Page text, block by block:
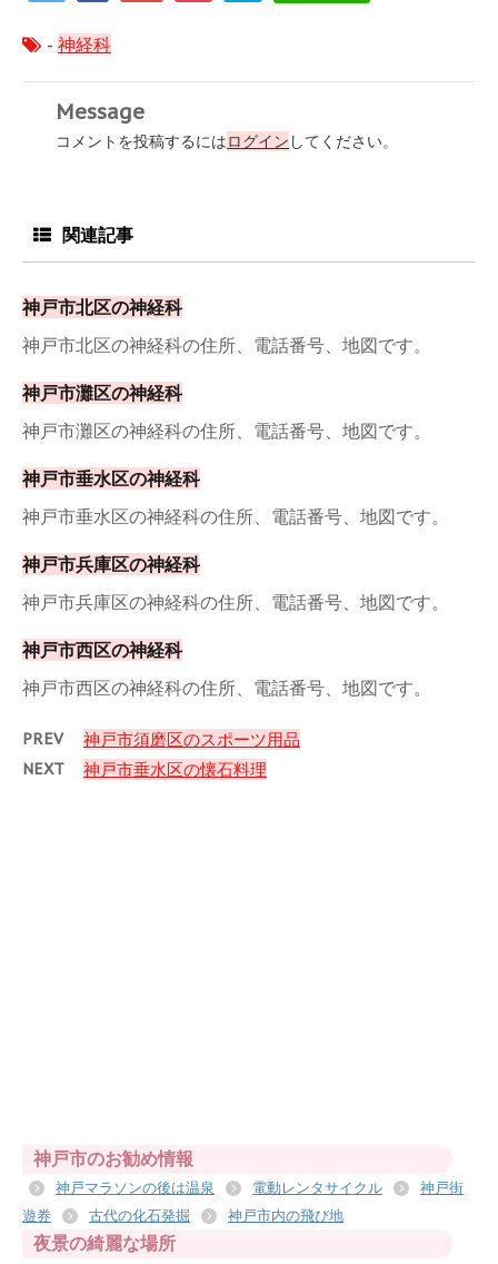
- 神経科
Message
コメントを投稿するにはログイン してください。
関連記事
神戸市北区の神経科
神戸市北区の神経科の住所、電話番号、地図です。
神戸市灘区の神経科
神戸市灘区の神経科の住所、電話番号、地図です。
神戸市垂水区の神経科
神戸市垂水区の神経科の住所、電話番号、地図です。
神戸市兵庫区の神経科
神戸市兵庫区の神経科の住所、電話番号、地図です。
神戸市西区の神経科
神戸市西区の神経科の住所、電話番号、地図です。
PREV 神戸市須磨区のスポーツ用品
NEXT 神戸市垂水区の懐石料理
神戸市のお勧め情報
神戸マラソンの後は温泉 電動レンタサイクル
神戸街
遊券
古代の化石発掘 神戸市内の飛び地
夜景の綺麗な場所